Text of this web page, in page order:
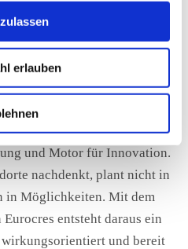
erlauben
Markt oder in der eigenen
zu reagieren.
ist dabei weit mehr als ein
ist ein strategisches
moderne Büroflächen sind
sind Ausdruck von Kultur,
und Motor für Innovation.
nachdenkt, plant nicht in
in Möglichkeiten. Mit dem
entsteht daraus ein
und bereit